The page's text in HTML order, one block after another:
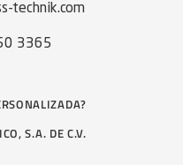
technik.com
3365
S.A. DE C.V.